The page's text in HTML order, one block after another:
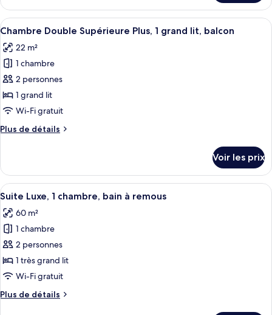
Confort,
1
grand
lit,
balcon
le
type
de
Chambre
Double
grand
lit,
balcon
Afficher
toutes
les
photos
pour
ce
type
chambre :
Supérieure
Plus,
1
grand
lit,
balcon
Une chambre d’hôtel avec deux lits,
4
Chambre Double Supérieure Plus, 1 grand lit, balcon
22 m²
1 chambre
2 personnes
1 grand lit
Wi-Fi gratuit
Plus de détails
Plus
le
type
de
Chambre
Double
Plus,
grand
lit,
balcon
Voir les prix
Afficher
toutes
les
photos
pour
ce
type
chambre :
Une chambre d’hôtel avec un
3
Suite Luxe, 1 chambre, bain à remous
60 m²
1 chambre
2 personnes
1 très grand lit
Wi-Fi gratuit
Plus de détails
Plus